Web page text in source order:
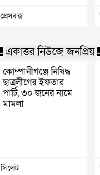
প্রেসবক্স
একাত্তর নিউজে জনপ্রিয়
কোম্পানীগঞ্জে নিষিদ্ধ
ছাত্রলীগের ইফতার
পার্টি, ৩০ জনের নামে
মামলা
সিলেট